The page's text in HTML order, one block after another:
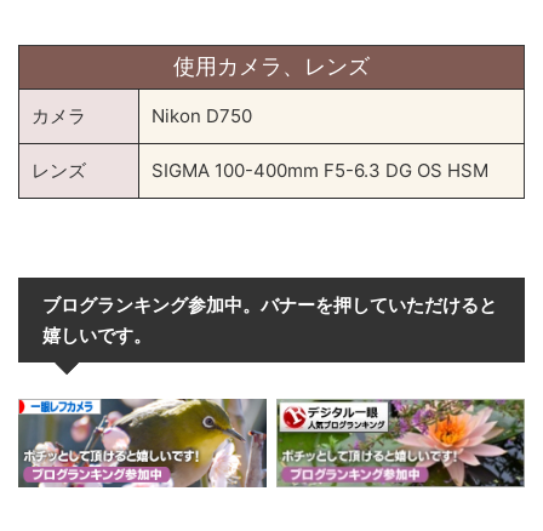
使用カメラ、レンズ
カメラ Nikon D750
レンズ SIGMA 100-400mm F5-6.3 DG OS HSM
ブログランキング参加中。バナーを押していただけると
嬉しいです。